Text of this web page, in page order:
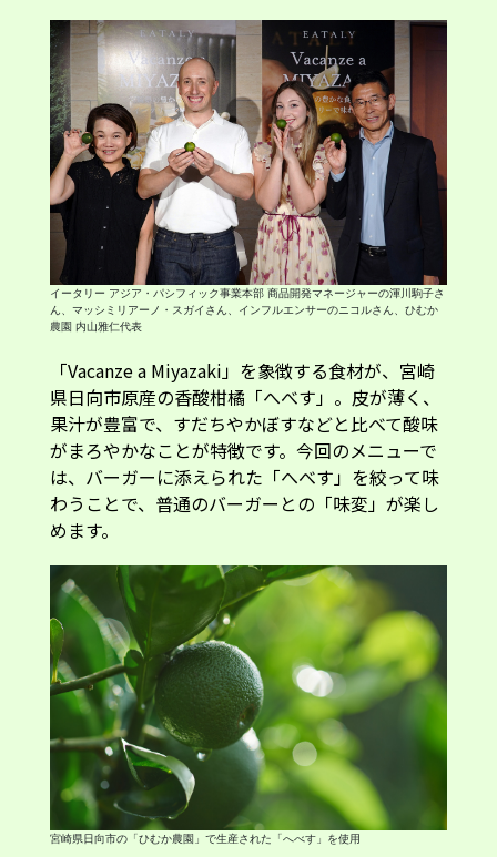
イータリー アジア・パシフィック事業本部 商品開発マネージャーの渾川駒子さ
ん、マッシミリアーノ・スガイさん、インフルエンサーのニコルさん、ひむか
農園 内山雅仁代表
「Vacanze a Miyazaki」を象徴する食材が、宮崎
県日向市原産の香酸柑橘「へべす」。皮が薄く、
果汁が豊富で、すだちやかぼすなどと比べて酸味
がまろやかなことが特徴です。今回のメニューで
は、バーガーに添えられた「へべす」を絞って味
わうことで、普通のバーガーとの「味変」が楽し
めます。
宮崎県日向市の「ひむか農園」で生産された「へべす」を使用